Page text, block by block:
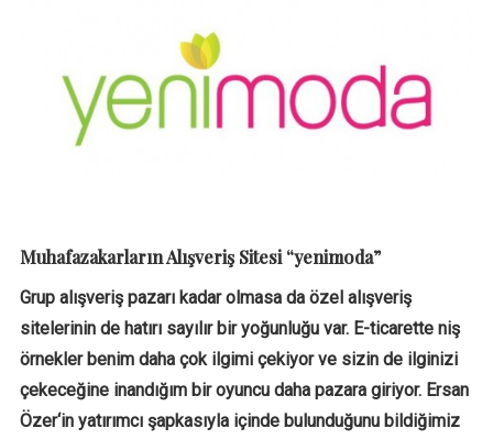
Muhafazakarların Alışveriş Sitesi “yenimoda”
Grup alışveriş pazarı kadar olmasa da özel alışveriş
sitelerinin de hatırı sayılır bir yoğunluğu var. E-ticarette niş
örnekler benim daha çok ilgimi çekiyor ve sizin de ilginizi
çekeceğine inandığım bir oyuncu daha pazara giriyor. Ersan
Özer‘in yatırımcı şapkasıyla içinde bulunduğunu bildiğimiz